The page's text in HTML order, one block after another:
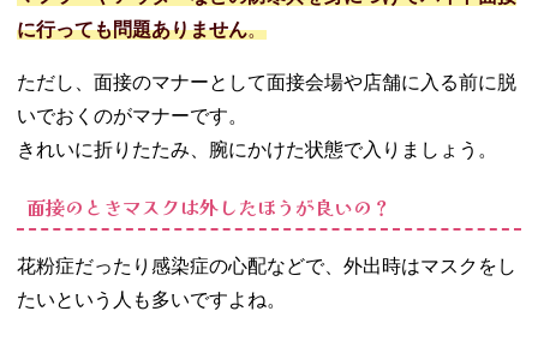
に行っても問題ありません。
ただし、面接のマナーとして面接会場や店舗に入る前に脱
いでおくのがマナーです。
きれいに折りたたみ、腕にかけた状態で入りましょう。
面接のときマスクは外したほうが良いの？
花粉症だったり感染症の心配などで、外出時はマスクをし
たいという人も多いですよね。